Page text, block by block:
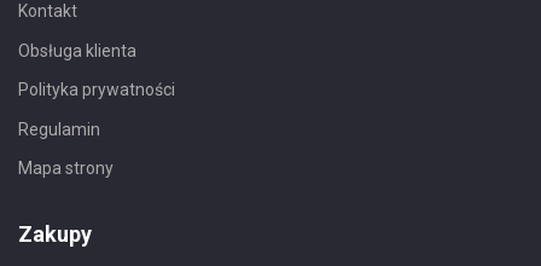
Kontakt
Obsługa klienta
Polityka prywatności
Regulamin
Mapa strony
Zakupy